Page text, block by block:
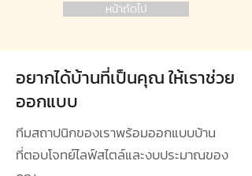
หน้าถัดไป
อยากได้บ้านที่เป็นคุณ ให้เราช่วย
ออกแบบ
ทีมสถาปนิกของเราพร้อมออกแบบบ้าน
ที่ตอบโจทย์ไลฟ์สไตล์และงบประมาณของ